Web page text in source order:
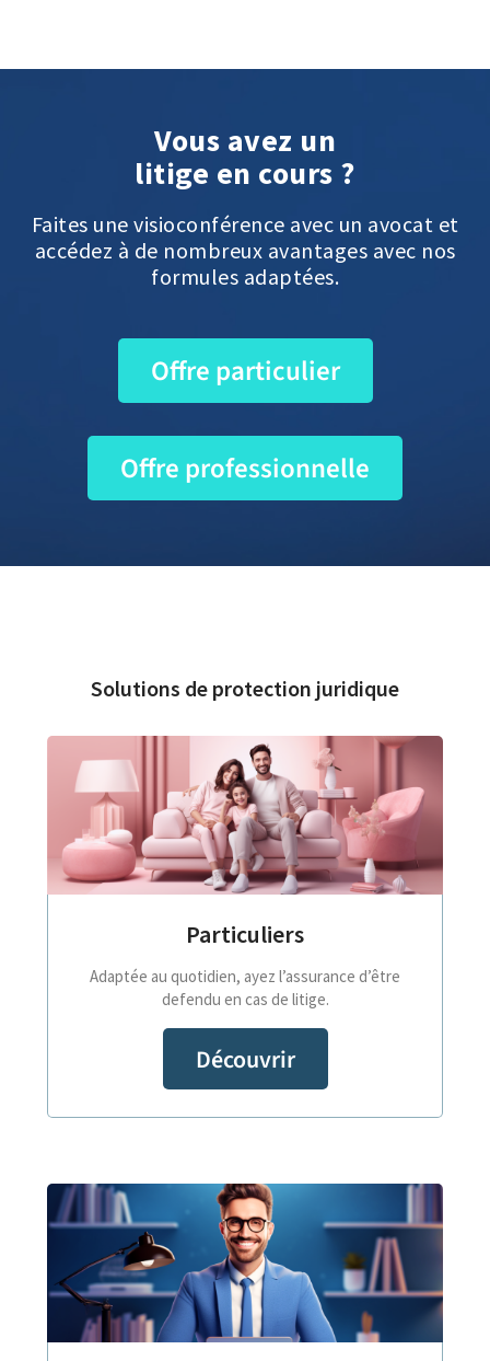
Vous avez un
litige en cours ?
Faites une visioconférence avec un avocat et
accédez à de nombreux avantages avec nos
formules adaptées.
Offre particulier
Offre professionnelle
Solutions de protection juridique
Particuliers
Adaptée au quotidien, ayez l’assurance d’être
defendu en cas de litige.
Découvrir